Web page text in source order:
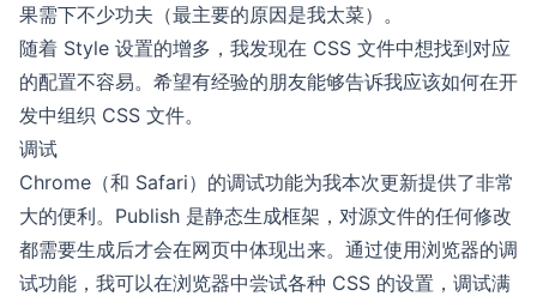
果需下不少功夫（最主要的原因是我太菜）。
随着 Style 设置的增多，我发现在 CSS 文件中想找到对应
的配置不容易。希望有经验的朋友能够告诉我应该如何在开
发中组织 CSS 文件。
调试
Chrome（和 Safari）的调试功能为我本次更新提供了非常
大的便利。Publish 是静态生成框架，对源文件的任何修改
都需要生成后才会在网页中体现出来。通过使用浏览器的调
试功能，我可以在浏览器中尝试各种 CSS 的设置，调试满